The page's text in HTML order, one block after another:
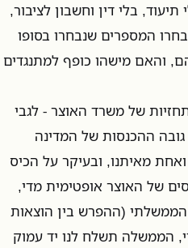
בלי דין וחשבון לציבור,
המספרים שנבחרו בסופו
והאם מישהו כופף למתנגדים
של משרד האוצר - לגבי
ההכנסות של המדינה
מאיתנו, ובעיקר על הכיס
של האוצר אופטימית מדי,
הממשלתי (ההפרש בין הוצאות
הממשלה תשלח לנו יד עמוק